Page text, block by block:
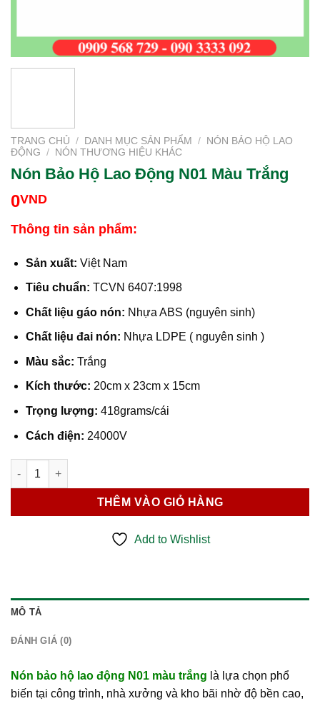
TRANG CHỦ / DANH MỤC SẢN PHẨM /
NÓN BẢO HỘ LAO
ĐỘNG
/ NÓN THƯƠNG HIỆU KHÁC
Nón Bảo Hộ Lao Động N01 Màu Trắng
0VND
Thông tin sản phẩm:
Sản xuất: Việt Nam
Tiêu chuẩn: TCVN 6407:1998
Chất liệu gáo nón: Nhựa ABS (nguyên sinh)
Chất liệu đai nón: Nhựa LDPE ( nguyên sinh )
Màu sắc: Trắng
Kích thước: 20cm x 23cm x 15cm
Trọng lượng: 418grams/cái
Cách điện: 24000V
Nón Bảo Hộ Lao Động N01 Màu Trắng số lượng
THÊM VÀO GIỎ HÀNG
Add to Wishlist
MÔ TẢ
ĐÁNH GIÁ (0)
Nón bảo hộ lao động N01 màu trắng là lựa chọn phổ
biến tại công trình, nhà xưởng và kho bãi nhờ độ bền cao,